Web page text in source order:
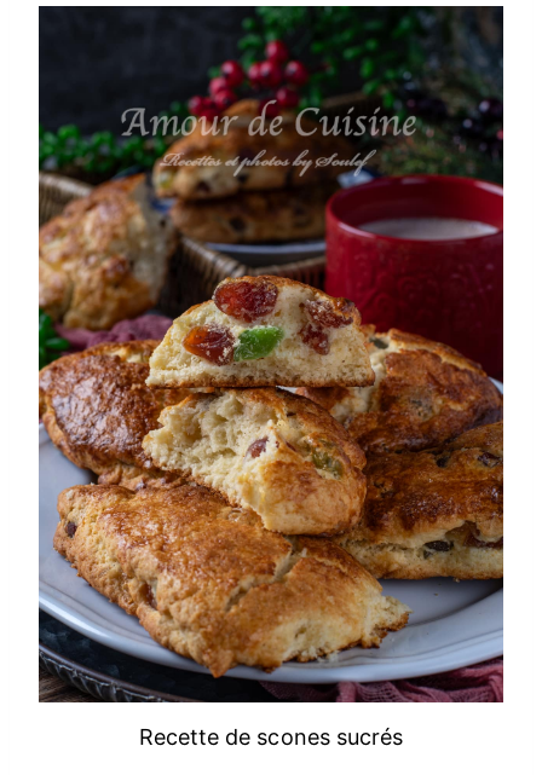
Recette de scones sucrés